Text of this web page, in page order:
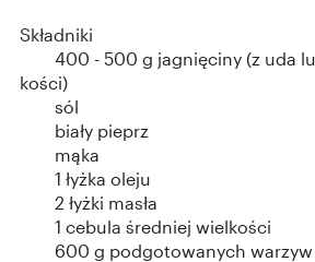
Składniki
400 - 500 g jagnięciny (z uda
kości)
sól
biały pieprz
mąka
1 łyżka oleju
2 łyżki masła
1 cebula średniej wielkości
600 g podgotowanych warzyw